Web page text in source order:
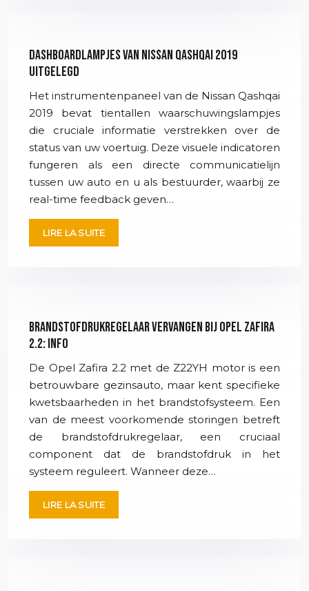
Dashboardlampjes van Nissan Qashqai 2019
uitgelegd
Het instrumentenpaneel van de Nissan Qashqai
2019 bevat tientallen waarschuwingslampjes
die cruciale informatie verstrekken over de
status van uw voertuig. Deze visuele indicatoren
fungeren als een directe communicatielijn
tussen uw auto en u als bestuurder, waarbij ze
real-time feedback geven…
LIRE LA SUITE
Brandstofdrukregelaar vervangen bij Opel Zafira
2.2: info
De Opel Zafira 2.2 met de Z22YH motor is een
betrouwbare gezinsauto, maar kent specifieke
kwetsbaarheden in het brandstofsysteem. Een
van de meest voorkomende storingen betreft
de brandstofdrukregelaar, een cruciaal
component dat de brandstofdruk in het
systeem reguleert. Wanneer deze…
LIRE LA SUITE